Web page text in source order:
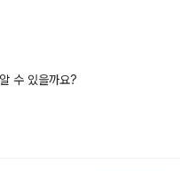
수 있을까요?